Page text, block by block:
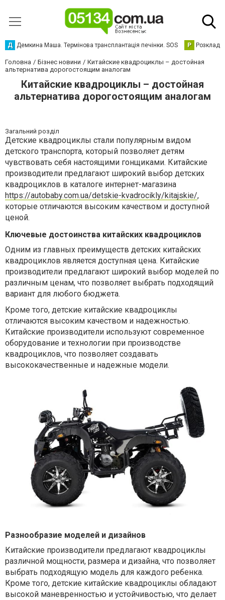
Д Демкина Маша. Термінова трансплантація печінки. SOS Р Розклад
Головна Бізнес новини
Китайские квадроциклы – достойная
альтернатива дорогостоящим аналогам
Китайские квадроциклы – достойная
альтернатива дорогостоящим аналогам
Загальний розділ
Детские квадроциклы стали популярным видом
детского транспорта, который позволяет детям
чувствовать себя настоящими гонщиками. Китайские
производители предлагают широкий выбор детских
квадроциклов в каталоге интернет-магазина
https://autobaby.com.ua/detskie-kvadrocikly/kitajskie/,
которые отличаются высоким качеством и доступной
ценой.
Ключевые достоинства китайских квадроциклов
Одним из главных преимуществ детских китайских
квадроциклов является доступная цена. Китайские
производители предлагают широкий выбор моделей по
различным ценам, что позволяет выбрать подходящий
вариант для любого бюджета.
Кроме того, детские китайские квадроциклы
отличаются высоким качеством и надежностью.
Китайские производители используют современное
оборудование и технологии при производстве
квадроциклов, что позволяет создавать
высококачественные и надежные модели.
Разнообразие моделей и дизайнов
Китайские производители предлагают квадроциклы
различной мощности, размера и дизайна, что позволяет
выбрать подходящую модель для каждого ребенка.
Кроме того, детские китайские квадроциклы обладают
высокой маневренностью и устойчивостью, что делает